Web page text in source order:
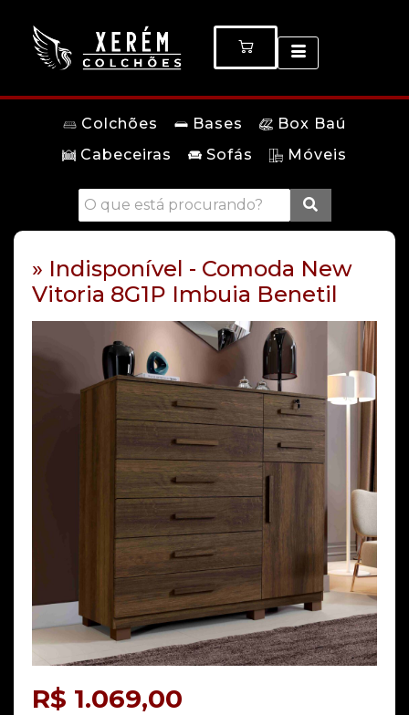
Colchões Bases
Box Baú
Cabeceiras
Sofás Móveis
» Indisponível - Comoda New
Vitoria 8G1P Imbuia Benetil
R$ 1.069,00